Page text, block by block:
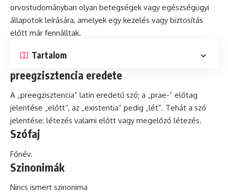
orvostudományban olyan betegségek vagy egészségügyi
állapotok leírására, amelyek egy kezelés vagy biztosítás
előtt már fennálltak.
Tartalom
preegzisztencia eredete
A „preegzisztencia” latin eredetű szó; a „prae-” előtag
jelentése „előtt”, az „existentia” pedig „lét”. Tehát a szó
jelentése: létezés valami előtt vagy megelőző létezés.
Szófaj
Főnév.
Szinonimák
Nincs ismert szinonima